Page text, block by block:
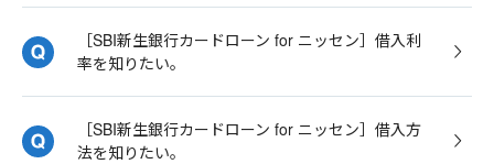
［SBI新生銀行カードローン for ニッセン］借入利
率を知りたい。
［SBI新生銀行カードローン for ニッセン］借入方
法を知りたい。